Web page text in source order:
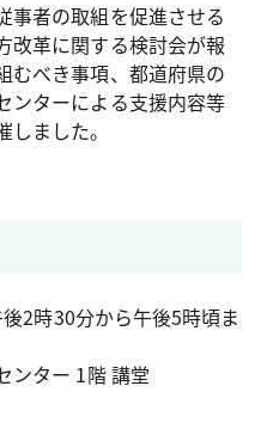
者の取組を促進させる
改革に関する検討会が報
むべき事項、都道府県の
ンターによる支援内容等
ました。
2時30分から午後5時頃ま
ンター 1階 講堂